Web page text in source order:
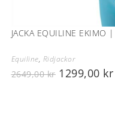
JACKA EQUILINE EKIMO
Equiline, Ridjackor
2649,00kr 1299,00 kr